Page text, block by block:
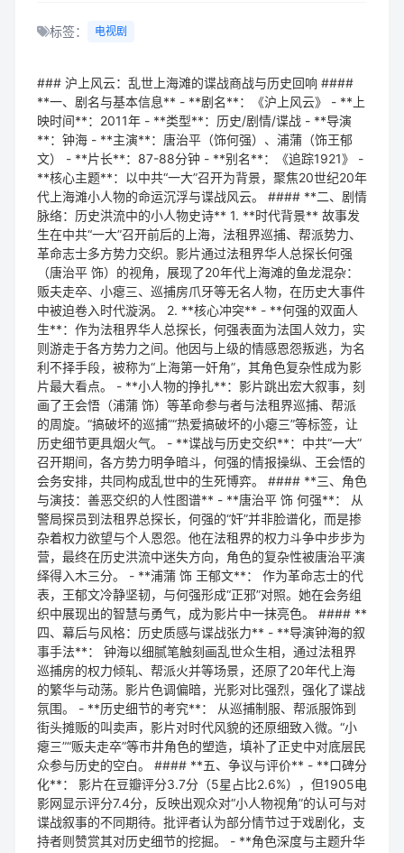
标签： 电视剧
### 沪上风云：乱世上海滩的谍战商战与历史回响 ####
**一、剧名与基本信息** - **剧名**：《沪上风云》 - **上
映时间**：2011年 - **类型**：历史/剧情/谍战 - **导演
**：钟海 - **主演**：唐治平（饰何强）、浦蒲（饰王郁
文） - **片长**：87-88分钟 - **别名**：《追踪1921》 -
**核心主题**：以中共“一大”召开为背景，聚焦20世纪20年
代上海滩小人物的命运沉浮与谍战风云。 #### **二、剧情
脉络：历史洪流中的小人物史诗** 1. **时代背景** 故事发
生在中共“一大”召开前后的上海，法租界巡捕、帮派势力、
革命志士多方势力交织。影片通过法租界华人总探长何强
（唐治平 饰）的视角，展现了20年代上海滩的鱼龙混杂：
贩夫走卒、小瘪三、巡捕房爪牙等无名人物，在历史大事件
中被迫卷入时代漩涡。 2. **核心冲突** - **何强的双面人
生**：作为法租界华人总探长，何强表面为法国人效力，实
则游走于各方势力之间。他因与上级的情感恩怨叛逃，为名
利不择手段，被称为“上海第一奸角”，其角色复杂性成为影
片最大看点。 - **小人物的挣扎**：影片跳出宏大叙事，刻
画了王会悟（浦蒲 饰）等革命参与者与法租界巡捕、帮派
的周旋。“搞破坏的巡捕”“热爱搞破坏的小瘪三”等标签，让
历史细节更具烟火气。 - **谍战与历史交织**：中共“一大”
召开期间，各方势力明争暗斗，何强的情报操纵、王会悟的
会务安排，共同构成乱世中的生死博弈。 #### **三、角色
与演技：善恶交织的人性图谱** - **唐治平 饰 何强**： 从
警局探员到法租界总探长，何强的“奸”并非脸谱化，而是掺
杂着权力欲望与个人恩怨。他在法租界的权力斗争中步步为
营，最终在历史洪流中迷失方向，角色的复杂性被唐治平演
绎得入木三分。 - **浦蒲 饰 王郁文**： 作为革命志士的代
表，王郁文冷静坚韧，与何强形成“正邪”对照。她在会务组
织中展现出的智慧与勇气，成为影片中一抹亮色。 #### **
四、幕后与风格：历史质感与谍战张力** - **导演钟海的叙
事手法**： 钟海以细腻笔触刻画乱世众生相，通过法租界
巡捕房的权力倾轧、帮派火并等场景，还原了20年代上海
的繁华与动荡。影片色调偏暗，光影对比强烈，强化了谍战
氛围。 - **历史细节的考究**： 从巡捕制服、帮派服饰到
街头摊贩的叫卖声，影片对时代风貌的还原细致入微。“小
瘪三”“贩夫走卒”等市井角色的塑造，填补了正史中对底层民
众参与历史的空白。 #### **五、争议与评价** - **口碑分
化**： 影片在豆瓣评分3.7分（5星占比2.6%），但1905电
影网显示评分7.4分，反映出观众对“小人物视角”的认可与对
谍战叙事的不同期待。批评者认为部分情节过于戏剧化，支
持者则赞赏其对历史细节的挖掘。 - **角色深度与主题升华